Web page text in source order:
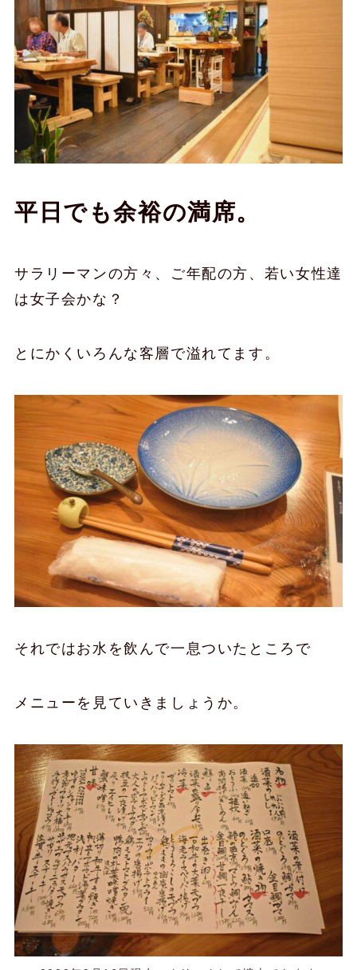
平日でも余裕の満席。
サラリーマンの方々、ご年配の方、若い女性達
は女子会かな？
とにかくいろんな客層で溢れてます。
それではお水を飲んで一息ついたところで
メニューを見ていきましょうか。